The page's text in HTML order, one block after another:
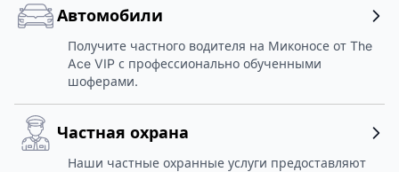
Автомобили
Получите частного водителя на Миконосе от The
Ace VIP с профессионально обученными
шоферами.
Частная охрана
Наши частные охранные услуги предоставляют